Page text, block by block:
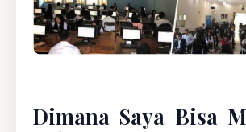
Dimana Saya Bisa